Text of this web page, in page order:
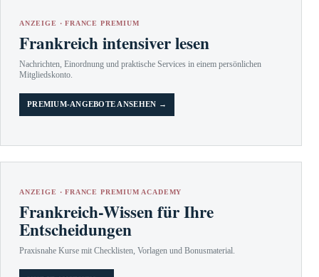
ANZEIGE · FRANCE PREMIUM
Frankreich intensiver lesen
Nachrichten, Einordnung und praktische Services in einem persönlichen
Mitgliedskonto.
PREMIUM-ANGEBOTE ANSEHEN →
ANZEIGE · FRANCE PREMIUM ACADEMY
Frankreich-Wissen für Ihre
Entscheidungen
Praxisnahe Kurse mit Checklisten, Vorlagen und Bonusmaterial.